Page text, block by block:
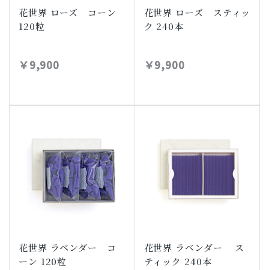
花世界 ローズ コーン
120粒
￥9,900
花世界 ローズ スティッ
ク 240本
￥9,900
花世界 ラベンダー コ
ーン 120粒
花世界 ラベンダー ス
ティック 240本